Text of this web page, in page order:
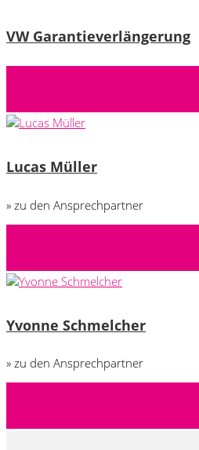
VW Garantieverlängerung
Lucas Müller
» zu den Ansprechpartner
Yvonne Schmelcher
» zu den Ansprechpartner